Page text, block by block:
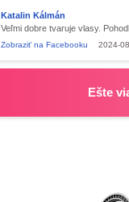
Katalin Kálmán
Veľmi dobre tvaruje vlasy.
Zobraziť na Facebooku 2024-
Ešte